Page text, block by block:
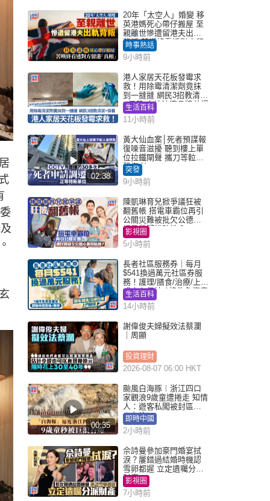
20年「太空人」婚變 移
英港媽死心帶仔搬屋 至
親離世慘遭留港夫出軌
背叛 苦嘆終看透對方留
港「真相」｜Juicy叮
時事熱話
9小時前
港人家居天花板發霉求
救！用除霉清潔劑竟抹
到一撻撻 網民3招教清潔
+保養 本地油漆品牌曾提
醒勿用1物防變色
生活百科
11小時前
02:38
黃大仙血案│死者預謀報
復噪音滋擾 聽到樓上單
位拉鐵閘聲 攜刀等𨋢伏
擊傷者
突發
9小時前
陳凱琳育兒掀爭議狂被
翻舊帳 搭電車霸位再引
公關災難被批欠公德心
網民質疑扮貼地？
影視圈
5小時前
長者社區服務券｜每月
$541換過萬元社區券服
務！護理/膳食/治療/上門
或中心任揀 1條件免資產
審查（附申請資格及教
學）
生活百科
14小時前
謝偉俊夫婦擬效法蔡瀾
｜周顯
投資理財
2026-08-07 06:00 HKT
00:35
颱風白海豚︱浙江四口
家觀浪9歲童遭捲走 知情
人：遊客私闖被封區域
︱有片
即時中國
2小時前
佘詩曼參加豪門婚宴拭
淚？屢錯過結婚時機認
雪卵都遲 立定遺囑分派
財產
影視圈
7小時前